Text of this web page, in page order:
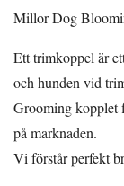
Millor Dog
Ett trimkoppel är
och hunden vid
Grooming kopplet
på marknaden.
Vi förstår perfekt